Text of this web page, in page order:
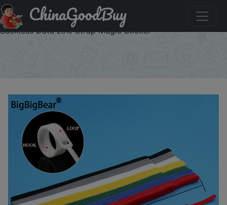
Придбати по акціи 10~1000pcs 7colors Nylon Cable Tie
Hook Loop Length 150mm Backpackers Hikers Line Belt
Backless Data Line Strap Magic Sticker
ChinaGoodBuy